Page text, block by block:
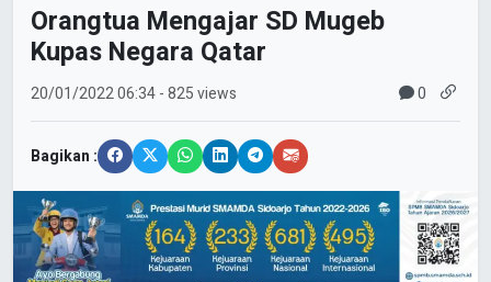
Orangtua Mengajar SD Mugeb
Kupas Negara Qatar
20/01/202206:34- 825 views 0
Bagikan :